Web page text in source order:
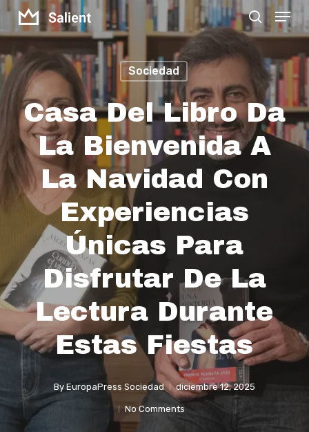
Skip
to
main
content
search
Menu
Sociedad
Casa Del Libro Da
La Bienvenida A
La Navidad Con
Experiencias
Únicas Para
Disfrutar De La
Lectura Durante
Estas Fiestas
By EuropaPress Sociedad diciembre 12, 2025
No Comments
Menu